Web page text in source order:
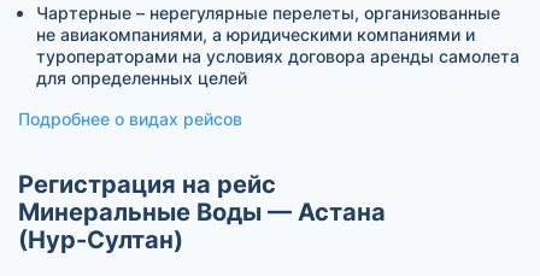
Чартерные – нерегулярные перелеты, организованные
не авиакомпаниями, а юридическими компаниями и
туроператорами на условиях договора аренды самолета
для определенных целей
Подробнее о видах рейсов
Регистрация на рейс
Минеральные Воды — Астана
(Нур-Султан)